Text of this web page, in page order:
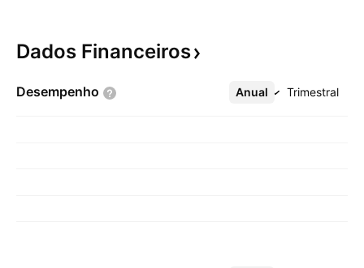
Dados Financeiros
Desempenho Anual Trimestral
Mais